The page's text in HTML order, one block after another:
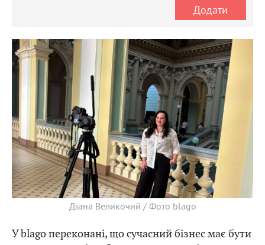
Додати
Діана Великочий / Фото blago
У blago переконані, що сучасний бізнес має бути